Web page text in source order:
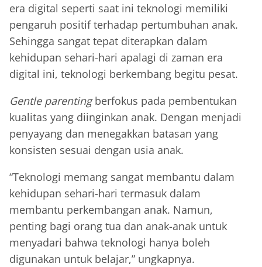
era digital seperti saat ini teknologi memiliki
pengaruh positif terhadap pertumbuhan anak.
Sehingga sangat tepat diterapkan dalam
kehidupan sehari-hari apalagi di zaman era
digital ini, teknologi berkembang begitu pesat.
Gentle parentingberfokus pada pembentukan
kualitas yang diinginkan anak. Dengan menjadi
penyayang dan menegakkan batasan yang
konsisten sesuai dengan usia anak.
“Teknologi memang sangat membantu dalam
kehidupan sehari-hari termasuk dalam
membantu perkembangan anak. Namun,
penting bagi orang tua dan anak-anak untuk
menyadari bahwa teknologi hanya boleh
digunakan untuk belajar,” ungkapnya.